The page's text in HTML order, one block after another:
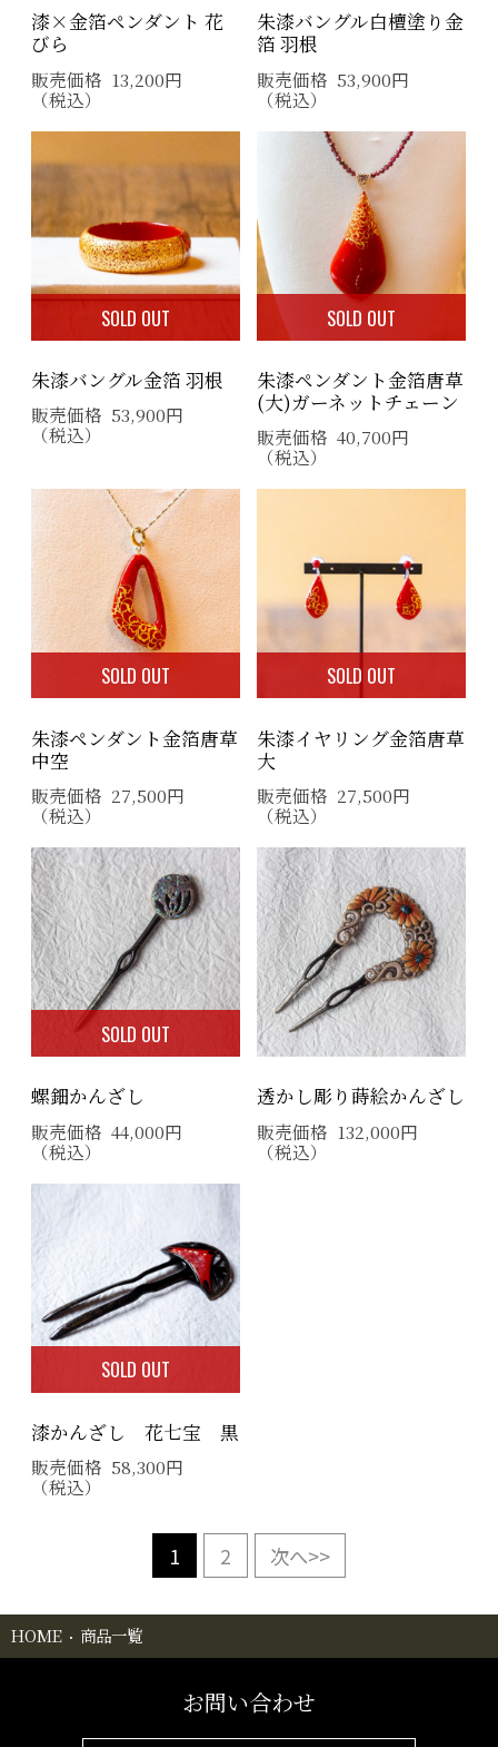
漆×金箔ペンダント 花
びら
販売価格 13,200円
（税込）
朱漆バングル白檀塗り金
箔 羽根
販売価格 53,900円
（税込）
SOLD OUT
朱漆バングル金箔 羽根
販売価格 53,900円
（税込）
SOLD OUT
朱漆ペンダント金箔唐草
(大)ガーネットチェーン
販売価格 40,700円
（税込）
SOLD OUT
朱漆ペンダント金箔唐草
中空
販売価格 27,500円
（税込）
SOLD OUT
朱漆イヤリング金箔唐草
大
販売価格 27,500円
（税込）
SOLD OUT
螺鈿かんざし
販売価格 44,000円
（税込）
透かし彫り蒔絵かんざし
販売価格 132,000円
（税込）
SOLD OUT
漆かんざし 花七宝 黒
販売価格 58,300円
（税込）
1 2 次へ>>
HOME 商品一覧
お問い合わせ